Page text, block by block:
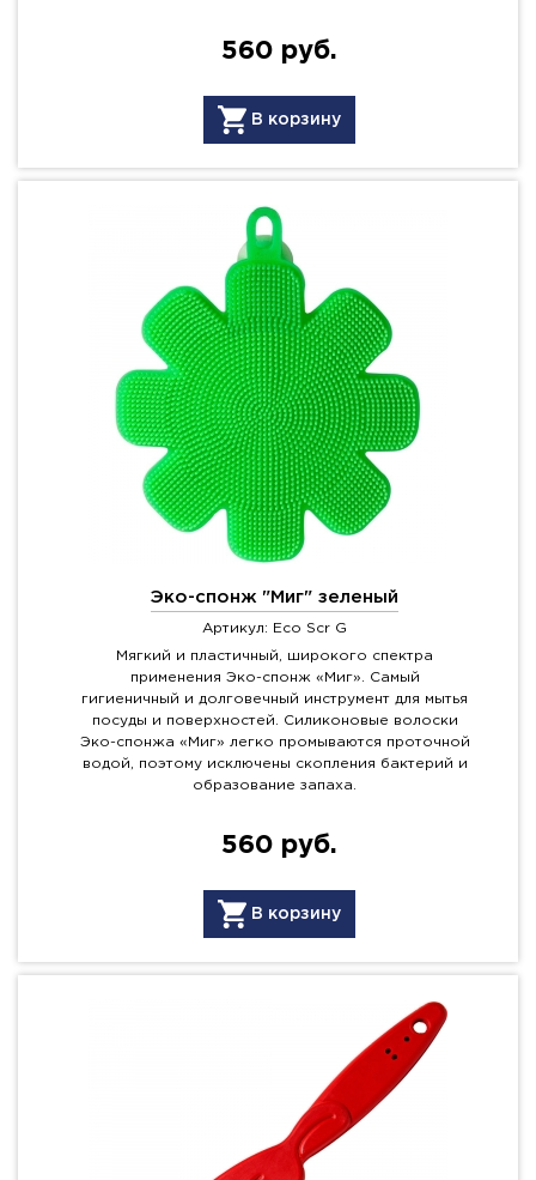
560 руб.
В корзину
Эко-спонж "Миг" зеленый
Артикул: Eco Scr G
Мягкий и пластичный, широкого спектра
применения Эко-спонж «Миг». Самый
гигиеничный и долговечный инструмент для мытья
посуды и поверхностей. Силиконовые волоски
Эко-спонжа «Миг» легко промываются проточной
водой, поэтому исключены скопления бактерий и
образование запаха.
560 руб.
В корзину